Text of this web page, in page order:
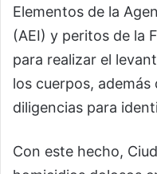
Elementos de la
(AEI) y peritos de la
para realizar el
los cuerpos,
diligencias para
Con este hecho,